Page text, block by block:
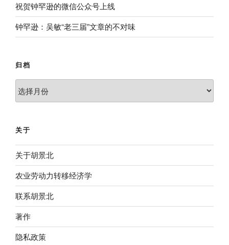
祝贺钟罕逊的微信公众号上线
钟罕逊：吴敏“老三届”文章的不对味
归档
档
关于
关于胡景北
农业劳动力转移经济学
联系胡景北
著作
隐私政策